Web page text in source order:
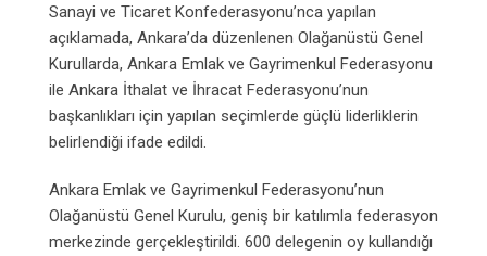
Sanayi ve Ticaret Konfederasyonu’nca yapılan
açıklamada, Ankara’da düzenlenen Olağanüstü Genel
Kurullarda, Ankara Emlak ve Gayrimenkul Federasyonu
ile Ankara İthalat ve İhracat Federasyonu’nun
başkanlıkları için yapılan seçimlerde güçlü liderliklerin
belirlendiği ifade edildi.
Ankara Emlak ve Gayrimenkul Federasyonu’nun
Olağanüstü Genel Kurulu, geniş bir katılımla federasyon
merkezinde gerçekleştirildi. 600 delegenin oy kullandığı